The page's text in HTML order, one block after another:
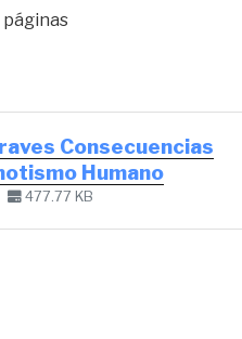
Consecuencias
Humano
477.77 KB